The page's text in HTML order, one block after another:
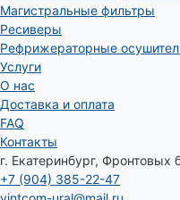
Магистральные фильтры
Ресиверы
Рефрижераторные
Услуги
О нас
Доставка и оплата
FAQ
Контакты
г. Екатеринбург,
+7 (904) 385-22-47